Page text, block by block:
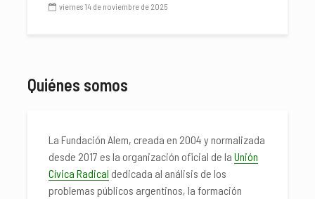
viernes 14 de noviembre de 2025
Quiénes somos
La Fundación Alem, creada en 2004 y normalizada
desde 2017 es la organización oficial de la Unión
Cívica Radical dedicada al análisis de los
problemas públicos argentinos, la formación